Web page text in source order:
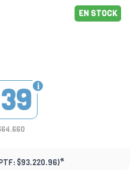
EN STOCK
$93.220.96)*